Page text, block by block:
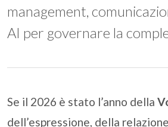
management,
AI per governare la
Se il 2026 è stato l’anno della
dell’espressione, della